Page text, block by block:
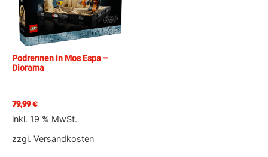
Podrennen in Mos Espa –
Diorama
79,99€
inkl. 19 % MwSt.
zzgl. Versandkosten